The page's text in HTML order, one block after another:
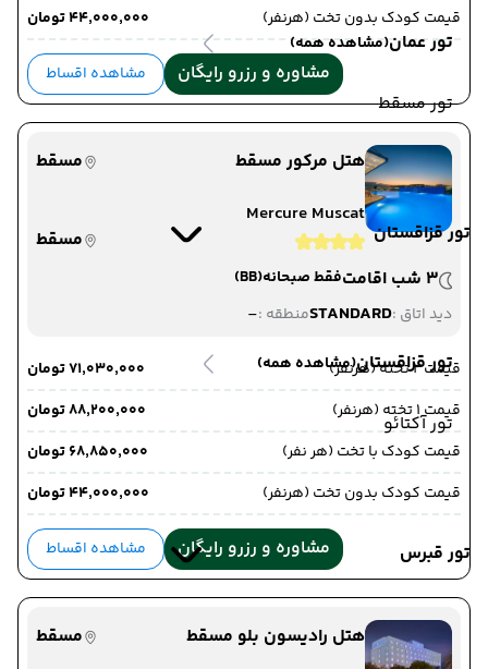
تور عمان(مشاهده همه)
تور مسقط
تور قزاقستان
تور قزاقستان(مشاهده همه)
تور آکتائو
تور قبرس
قیمت کودک بدون تخت (هرنفر)
۴۴٬۰۰۰٬۰۰۰ تومان
مشاوره و رزرو رایگان مشاهده اقساط
هتل مرکور مسقط
مسقط
Mercure Muscat
مسقط
3 شب اقامت
فقط صبحانه(BB)
دید اتاق :STANDARDمنطقه :-
قیمت 2 تخته (هرنفر)
۷۱٬۰۳۰٬۰۰۰ تومان
قیمت 1 تخته (هرنفر)
۸۸٬۲۰۰٬۰۰۰ تومان
قیمت کودک با تخت (هر نفر)
۶۸٬۸۵۰٬۰۰۰ تومان
قیمت کودک بدون تخت (هرنفر)
۴۴٬۰۰۰٬۰۰۰ تومان
مشاوره و رزرو رایگان مشاهده اقساط
هتل رادیسون بلو مسقط
مسقط